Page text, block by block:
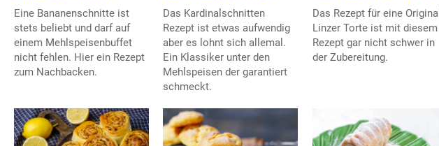
Eine Bananenschnitte ist
stets beliebt und darf auf
einem Mehlspeisenbuffet
nicht fehlen. Hier ein Rezept
zum Nachbacken.
Das Kardinalschnitten
Rezept ist etwas aufwendig
aber es lohnt sich allemal.
Ein Klassiker unter den
Mehlspeisen der garantiert
schmeckt.
Das Rezept für eine Original
Linzer Torte ist mit diesem
Rezept gar nicht schwer in
der Zubereitung.